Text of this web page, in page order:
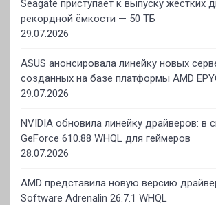
Seagate приступает к выпуску жёстких
рекордной ёмкости — 50 ТБ
29.07.2026
ASUS анонсировала линейку новых
созданных на базе платформы AMD
29.07.2026
NVIDIA обновила линейку драйверов: в
GeForce 610.88 WHQL для геймеров
28.07.2026
AMD представила новую версию
Software Adrenalin 26.7.1 WHQL